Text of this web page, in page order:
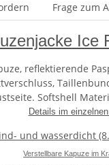
Frage zum
Ice
reflektierende
Softshell
Details im
und wasserdicht
Verstellbare Kapuze im